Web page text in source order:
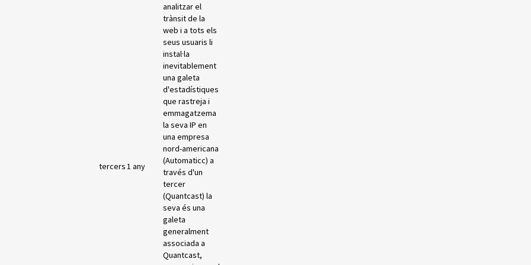
tercers1 any
analitzar el
trànsit de la
web i a tots els
seus usuaris li
instal·la
inevitablement
una galeta
d'estadístiques
que rastreja i
emmagatzema
la seva IP en
una empresa
nord-americana
(Automaticc) a
través d'un
tercer
(Quantcast) la
seva és una
galeta
generalment
associada a
Quantcast,